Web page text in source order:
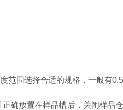
围选择合适的规格，一般有
放置在样品槽后，关闭样品